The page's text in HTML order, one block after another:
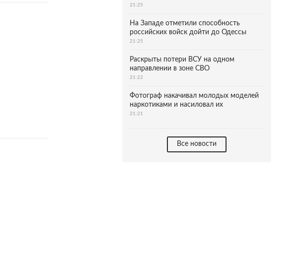
21:25
На Западе отметили способность
российских войск дойти до Одессы
21:25
Раскрыты потери ВСУ на одном
направлении в зоне СВО
21:22
Фотограф накачивал молодых моделей
наркотиками и насиловал их
21:21
Все новости